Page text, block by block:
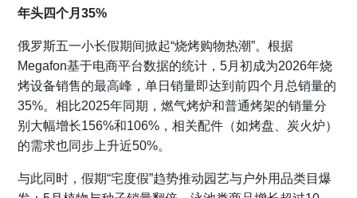
年头四个月35%
俄罗斯五一小长假期间掀起“烧烤购物热潮”。根据
Megafon基于电商平台数据的统计，5月初成为2026年烧
烤设备销售的最高峰，单日销量即达到前四个月总销量的
35%。相比2025年同期，燃气烤炉和普通烤架的销量分
别大幅增长156%和106%，相关配件（如烤盘、炭火炉）
的需求也同步上升近50%。
与此同时，假期“宅度假”趋势推动园艺与户外用品类目爆